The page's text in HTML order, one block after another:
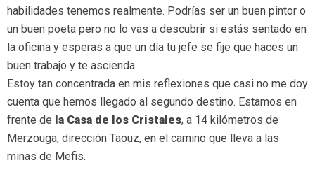
habilidades tenemos realmente. Podrías ser un buen pintor o
un buen poeta pero no lo vas a descubrir si estás sentado en
la oficina y esperas a que un día tu jefe se fije que haces un
buen trabajo y te ascienda.
Estoy tan concentrada en mis reflexiones que casi no me doy
cuenta que hemos llegado al segundo destino. Estamos en
frente de la Casa de los Cristales, a 14 kilómetros de
Merzouga, dirección Taouz, en el camino que lleva a las
minas de Mefis.